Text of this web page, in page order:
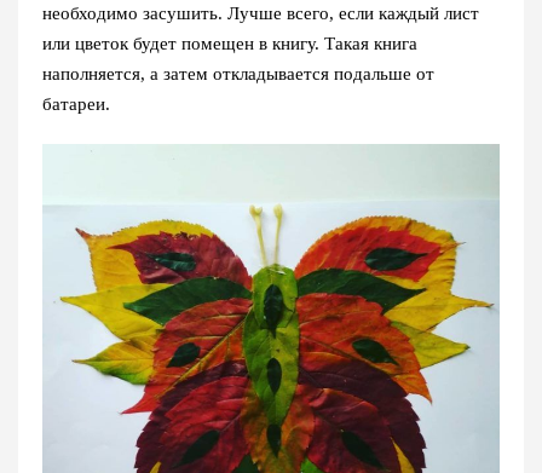
необходимо засушить. Лучше всего, если каждый лист
или цветок будет помещен в книгу. Такая книга
наполняется, а затем откладывается подальше от
батареи.